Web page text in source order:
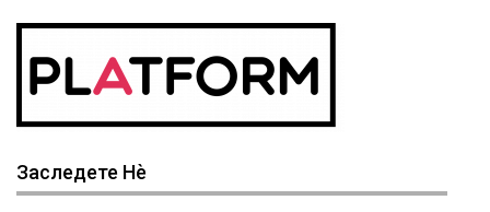
Заследете Нѐ